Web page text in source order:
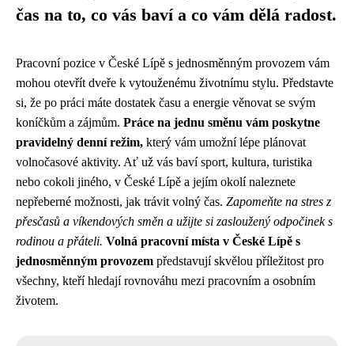
čas na to, co vás baví a co vám dělá radost.
Pracovní pozice v České Lípě s jednosměnným provozem vám
mohou otevřít dveře k vytouženému životnímu stylu. Představte
si, že po práci máte dostatek času a energie věnovat se svým
koníčkům a zájmům. Práce na jednu směnu vám poskytne
pravidelný denní režim, který vám umožní lépe plánovat
volnočasové aktivity. Ať už vás baví sport, kultura, turistika
nebo cokoli jiného, v České Lípě a jejím okolí naleznete
nepřeberné možnosti, jak trávit volný čas. Zapomeňte na stres z
přesčasů a víkendových směn a užijte si zasloužený odpočinek s
rodinou a přáteli. Volná pracovní místa v České Lípě s
jednosměnným provozem představují skvělou příležitost pro
všechny, kteří hledají rovnováhu mezi pracovním a osobním
životem.